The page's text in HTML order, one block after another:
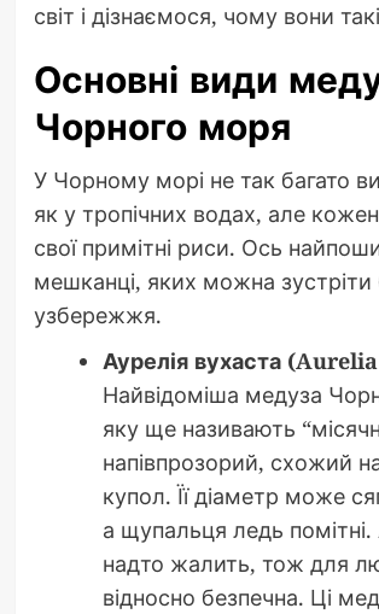
світ і дізнаємося, чому вони
Основні види
Чорного моря
У Чорному морі не так багато
як у тропічних водах, але
свої примітні риси. Ось
мешканці, яких можна зустріти
узбережжя.
Аурелія вухаста
Найвідоміша медуза
яку ще називають
напівпрозорий, схожий
купол. Її діаметр може
а щупальця ледь помітні.
надто жалить, тож для
відносно безпечна. Ці